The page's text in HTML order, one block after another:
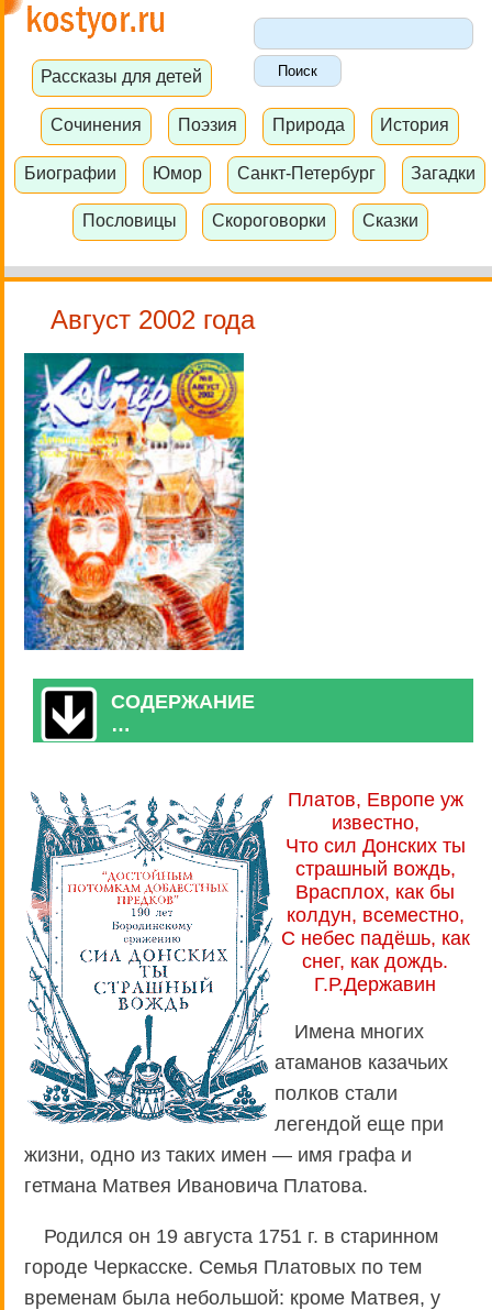
Рассказы для детей
Сочинения Поэзия Природа История
Биографии Юмор Санкт-Петербург Загадки
Пословицы Скороговорки Сказки
Август 2002 года
СОДЕРЖАНИЕ
…
Платов, Европе уж
известно,
Что сил Донских ты
страшный вождь,
Врасплох, как бы
колдун, всеместно,
С небес падёшь, как
снег, как дождь.
Г.Р.Державин
Имена многих
атаманов казачьих
полков стали
легендой еще при
жизни, одно из таких имен — имя графа и
гетмана Матвея Ивановича Платова.
Родился он 19 августа 1751 г. в старинном
городе Черкасске. Семья Платовых по тем
временам была небольшой: кроме Матвея, у